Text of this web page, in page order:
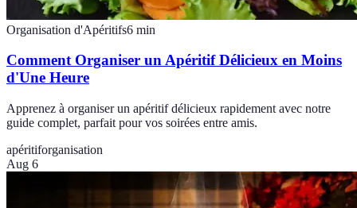
Organisation d'Apéritifs6 min
Comment Organiser un Apéritif Délicieux en Moins
d'Une Heure
Apprenez à organiser un apéritif délicieux rapidement avec notre
guide complet, parfait pour vos soirées entre amis.
apéritiforganisation
Aug 6